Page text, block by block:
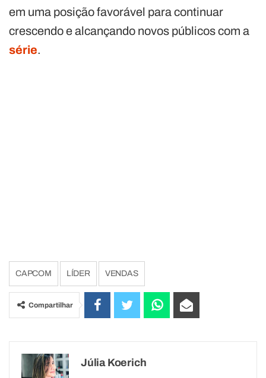
em uma posição favorável para continuar
crescendo e alcançando novos públicos com a
série.
CAPCOM LÍDER VENDAS
Compartilhar
Júlia Koerich